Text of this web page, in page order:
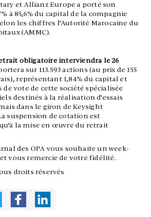
et Allianz Europe a porté son
à 85,6% du capital de la compagnie
les chiffres l’Autorité Marocaine du
(AMMC).
obligatoire interviendra le 26
sur 113.593 actions (au prix de 155
représentant 1,84% du capital et
de vote de cette société spécialisée
destinés à la réalisation d’essais
dans le giron de Keysight
suspension de cotation est
la mise en œuvre du retrait
des OPA vous souhaite un week-
vous remercie de votre fidélité.
droits réservés